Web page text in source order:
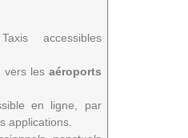
accessibles
vers les aéroports
en ligne, par
applications.